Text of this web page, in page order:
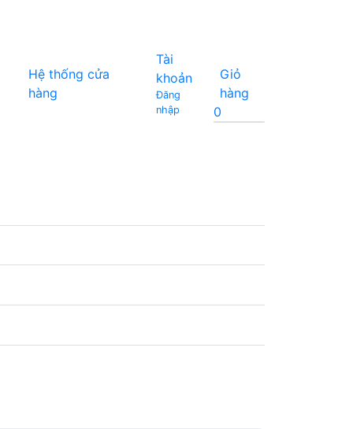
Hệ thống cửa
hàng
Tài
khoản
Đăng
nhập
Giỏ
hàng
0